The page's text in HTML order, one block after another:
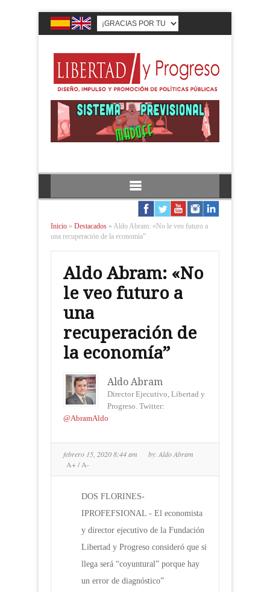
Inicio » Destacados » Aldo Abram: «No le veo futuro a
una recuperación de la economía”
Aldo Abram: «No
le veo futuro a
una
recuperación de
la economía”
Aldo Abram
Director Ejecutivo, Libertad y
Progreso. Twitter:
@AbramAldo
febrero 15, 2020 8:44 am by: Aldo Abram
A+/A-
DOS FLORINES-
IPROFEFSIONAL - El economista
y director ejecutivo de la Fundación
Libertad y Progreso consideró que si
llega será “coyuntural” porque hay
un error de diagnóstico”